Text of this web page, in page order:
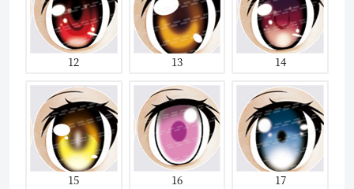
12 13 14
15 16 17